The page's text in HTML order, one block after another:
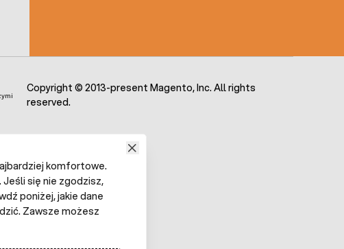
Copyright © 2013-present Magento, Inc. All rights
reserved.
komfortowe.
się nie zgodzisz,
poniżej, jakie dane
Zawsze możesz